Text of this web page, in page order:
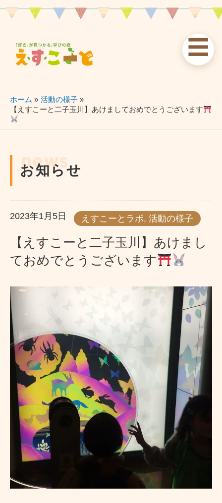
☰
お知らせ
news
えすこーと 各校案内
schools
ホーム
活動の様子
【えすこーと二子玉川】あけましておめでとうございます
news
お知らせ
2023年1月5日 えすこーとラボ, 活動の様子
【えすこーと二子玉川】あけまし
ておめでとうございます